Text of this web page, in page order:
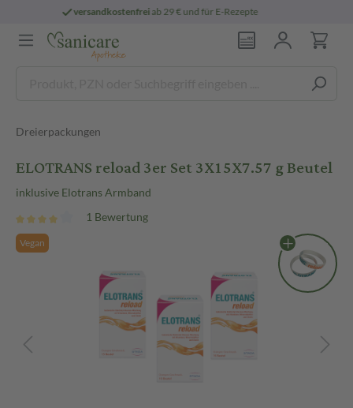
persönlichepharmazeutische Beratung
Dreierpackungen
ELOTRANS reload 3er Set 3X15X7.57 g Beutel
inklusive Elotrans Armband
1 Bewertung
Vegan